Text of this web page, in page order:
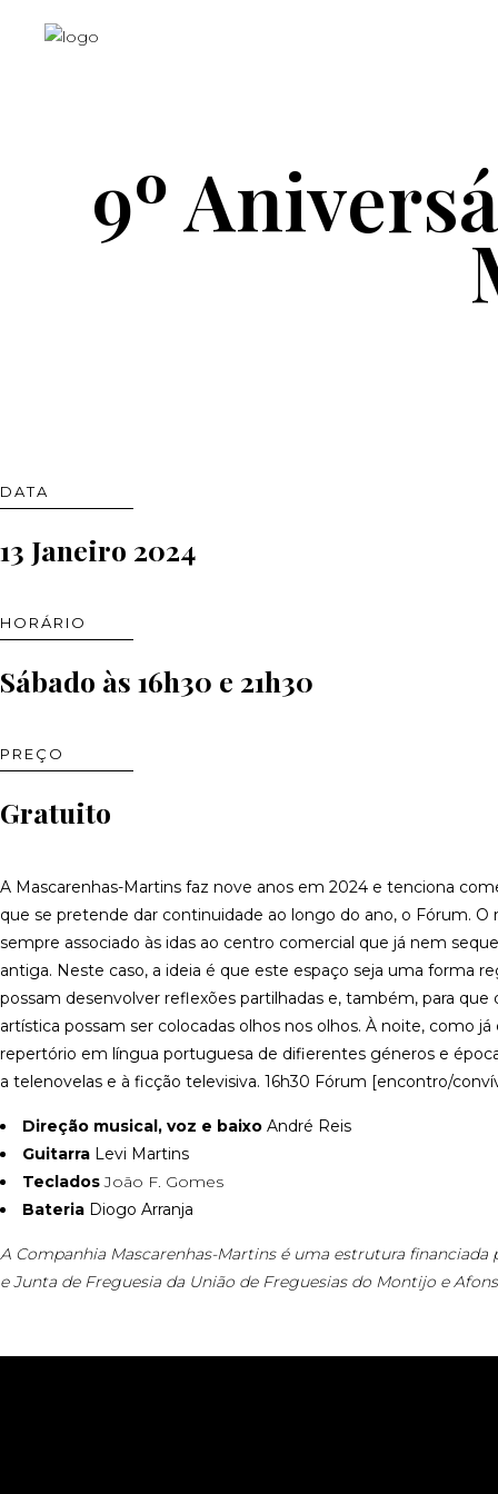
9º
DATA
13 Janeiro 2024
HORÁRIO
Sábado às 16h30 e 21h30
PREÇO
Gratuito
A Mascarenhas-Martins faz nove anos em 2024 e tenciona
que se pretende dar continuidade ao longo do ano, o Fórum.
sempre associado às idas ao centro comercial que já nem
antiga. Neste caso, a ideia é que este espaço seja uma forma
possam desenvolver reflexões partilhadas e, também, para
artística possam ser colocadas olhos nos olhos. À noite, como já
repertório em língua portuguesa de difierentes géneros e
a telenovelas e à ficção televisiva. 16h30 Fórum [encontro/
Direção musical, voz e baixo André Reis
Guitarra Levi Martins
TecladosJoão F. Gomes
Bateria Diogo Arranja
A Companhia Mascarenhas-Martins é uma estrutura
e Junta de Freguesia da União de Freguesias do Montijo e